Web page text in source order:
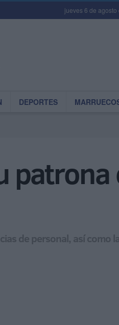
jueves 6 de
DEPORTES
de personal, así como